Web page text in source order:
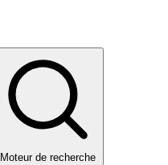
Moteur de recherche